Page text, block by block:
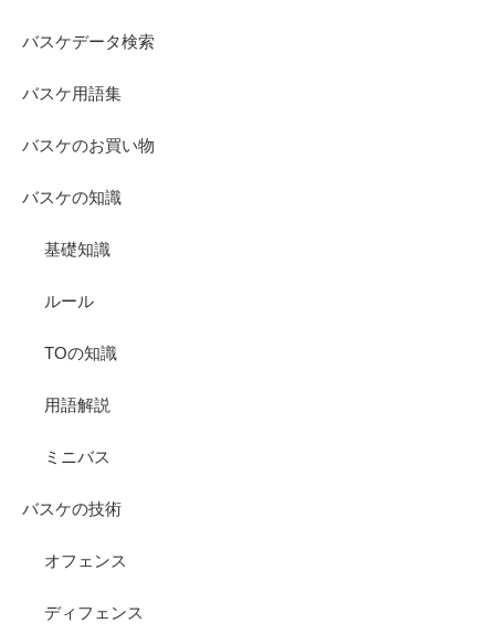
バスケデータ検索
バスケ用語集
バスケのお買い物
バスケの知識
基礎知識
ルール
TOの知識
用語解説
ミニバス
バスケの技術
オフェンス
ディフェンス